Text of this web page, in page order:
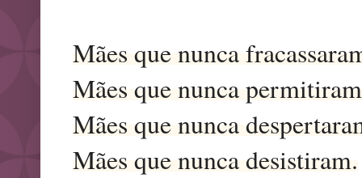
Mães que nunca
Mães que nunca
Mães que nunca
Mães que nunca desistiram.